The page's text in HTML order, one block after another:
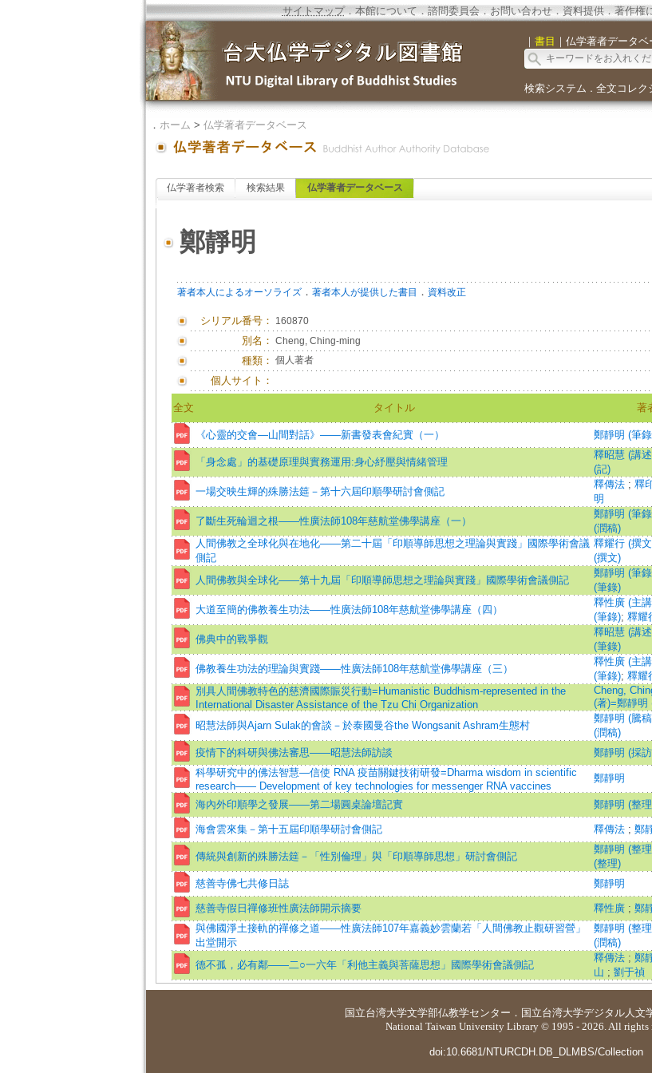
サイトマップ．本館について．諮問委員会． お問い合わせ． 資料提供．著作権
｜ 書目 ｜ 仏学著者データベ
検索システム ． 全文コレク
． ホーム > 仏学著者データベース
仏学著者検索 検索結果 仏学著者データベース
鄭靜明
著者本人によるオーソライズ． 著者本人が提供した書目 ． 資料改正
シリアル番号： 160870
別名： Cheng, Ching-ming
種類： 個人著者
個人サイト：
全文 タイトル 著
《心靈的交會—山間對話》——新書發表會紀實（一）
鄭靜明 (筆
「身念處」的基礎原理與實務運用:身心紓壓與情緒管理
釋昭慧 (講
(記)
一場交映生輝的殊勝法筵－第十六屆印順學研討會側記
釋傳法 ; 釋
明
了斷生死輪迴之根——性廣法師108年慈航堂佛學講座（一）
鄭靜明 (筆
(潤稿)
人間佛教之全球化與在地化——第二十屆「印順導師思想之理論與實踐」國際學術會議
側記
釋耀行 (撰
(撰文)
人間佛教與全球化——第十九屆「印順導師思想之理論與實踐」國際學術會議側記
鄭靜明 (筆
(筆錄)
大道至簡的佛教養生功法——性廣法師108年慈航堂佛學講座（四）
釋性廣 (主
(筆錄); 釋耀
佛典中的戰爭觀
釋昭慧 (講
(筆錄)
佛教養生功法的理論與實踐——性廣法師108年慈航堂佛學講座（三）
釋性廣 (主
(筆錄); 釋耀
別具人間佛教特色的慈濟國際賑災行動=Humanistic Buddhism-represented in the
International Disaster Assistance of the Tzu Chi Organization
Cheng,
(著)=鄭靜明
昭慧法師與Ajarn Sulak的會談－於泰國曼谷the Wongsanit Ashram生態村
鄭靜明 (騰
(潤稿)
疫情下的科研與佛法審思——昭慧法師訪談 鄭靜明 (採
科學研究中的佛法智慧—信使 RNA 疫苗關鍵技術研發=Dharma wisdom in scientific
research—— Development of key technologies for messenger RNA vaccines
鄭靜明
海內外印順學之發展——第二場圓桌論壇記實 鄭靜明 (整
海會雲來集－第十五屆印順學研討會側記 釋傳法 ; 鄭
傳統與創新的殊勝法筵－「性別倫理」與「印順導師思想」研討會側記
鄭靜明 (整
(整理)
慈善寺佛七共修日誌 鄭靜明
慈善寺假日禪修班性廣法師開示摘要 釋性廣 ; 鄭
與佛國淨土接軌的禪修之道——性廣法師107年嘉義妙雲蘭若「人間佛教止觀研習營」
出堂開示
鄭靜明 (整
(潤稿)
德不孤，必有鄰——二○一六年「利他主義與菩薩思想」國際學術會議側記
釋傳法 ; 鄭
山 ; 劉于禎
国立台湾大学文学部仏教学センター ． 国立台湾大学デジタル人文
National Taiwan University Library © 1995 - 2026. All rights
doi:10.6681/NTURCDH.DB_DLMBS/Collection